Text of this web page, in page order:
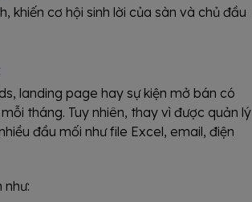
khiến cơ hội sinh lời của sàn và chủ đầu
landing page hay sự kiện mở bán có
tháng. Tuy nhiên, thay vì được quản lý
đầu mối như file Excel, email, điện